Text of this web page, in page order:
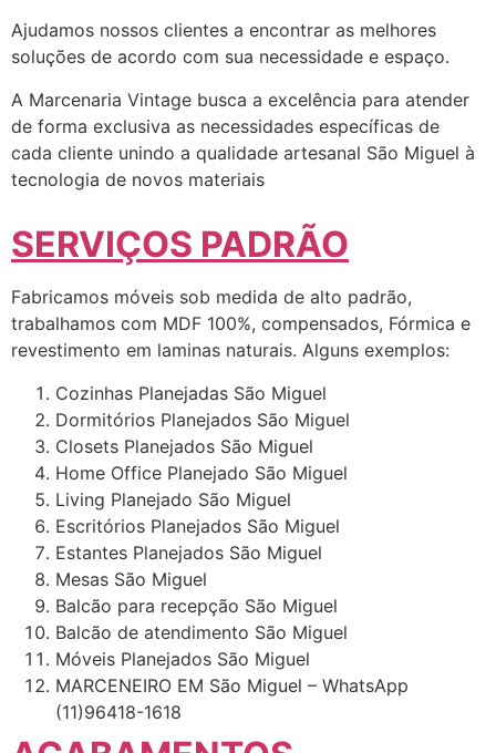
Ajudamos nossos clientes a encontrar as melhores
soluções de acordo com sua necessidade e espaço.
A Marcenaria Vintage busca a excelência para atender
de forma exclusiva as necessidades específicas de
cada cliente unindo a qualidade artesanal São Miguel à
tecnologia de novos materiais
SERVIÇOS PADRÃO
Fabricamos móveis sob medida de alto padrão,
trabalhamos com MDF 100%, compensados, Fórmica e
revestimento em laminas naturais. Alguns exemplos:
Cozinhas Planejadas São Miguel
Dormitórios Planejados São Miguel
Closets Planejados São Miguel
Home Office Planejado São Miguel
Living Planejado São Miguel
Escritórios Planejados São Miguel
Estantes Planejados São Miguel
Mesas São Miguel
Balcão para recepção São Miguel
Balcão de atendimento São Miguel
Móveis Planejados São Miguel
MARCENEIRO EM São Miguel – WhatsApp
(11)96418-1618